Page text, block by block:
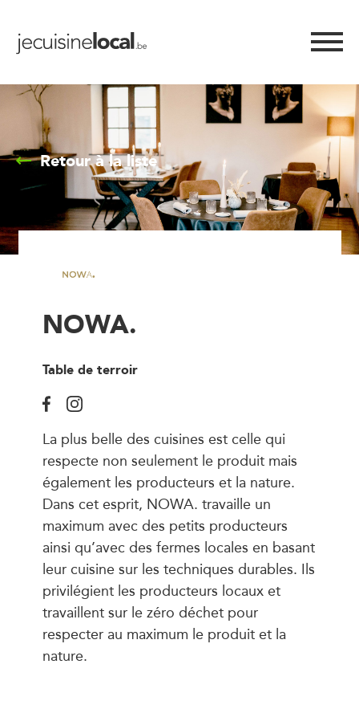
Retour à la liste
NOWA.
Table de terroir
La plus belle des cuisines est celle qui
respecte non seulement le produit mais
également les producteurs et la nature.
Dans cet esprit, NOWA. travaille un
maximum avec des petits producteurs
ainsi qu’avec des fermes locales en basant
leur cuisine sur les techniques durables. Ils
privilégient les producteurs locaux et
travaillent sur le zéro déchet pour
respecter au maximum le produit et la
nature.